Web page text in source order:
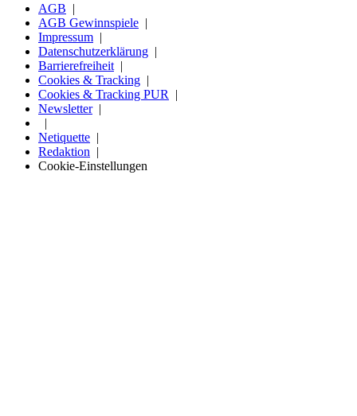
AGB
AGB Gewinnspiele
Impressum
Datenschutzerklärung
Barrierefreiheit
Cookies & Tracking
Cookies & Tracking PUR
Newsletter
Netiquette
Redaktion
Cookie-Einstellungen